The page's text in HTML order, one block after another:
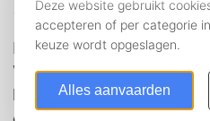
10 april 2025
Minister Van Hijum van
Werkgelegenheid wil
handhaving van de regels